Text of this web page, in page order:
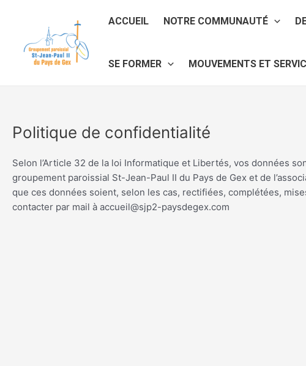
ACCUEIL NOTRE COMMUNAUTÉ
SE FORMER MOUVEMENTS ET
Politique de confidentialité
Selon l’Article 32 de la loi Informatique et Libertés, vos données
groupement paroissial St-Jean-Paul II du Pays de Gex et de
que ces données soient, selon les cas, rectifiées, complétées,
contacter par mail à accueil@sjp2-paysdegex.com